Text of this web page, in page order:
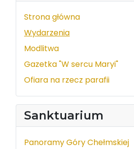
Strona główna
Wydarzenia
Modlitwa
Gazetka "W sercu Maryi"
Ofiara na rzecz parafii
Sanktuarium
Panoramy Góry Chełmskiej